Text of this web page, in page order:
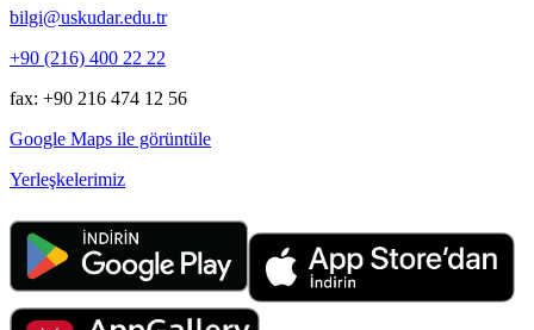
bilgi@uskudar.edu.tr
+90 (216) 400 22 22
fax: +90 216 474 12 56
Google Maps ile görüntüle
Yerleşkelerimiz